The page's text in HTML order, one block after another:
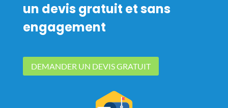
un devis gratuit et sans
engagement
DEMANDER UN DEVIS GRATUIT